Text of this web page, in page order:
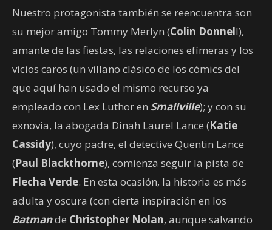
Nuestro protagonista también se reencuentra son
su mejor amigo Tommy Merlyn (Colin Donnell),
amante de las fiestas, las relaciones efímeras y los
vicios caros (un villano clásico de los cómics del
que aquí han usado el mismo recurso ya
empleado con Lex Luthor en Smallville); y con su
exnovia, la abogada Dinah Laurel Lance (Katie
Cassidy), cuyo padre, el detective Quentin Lance
(Paul Blackthorne), comienza seguir la pista de
Flecha Verde. En esta ocasión, la historia es más
adulta y oscura (con cierta inspiración en los
Batmande Christopher Nolan, aunque salvando